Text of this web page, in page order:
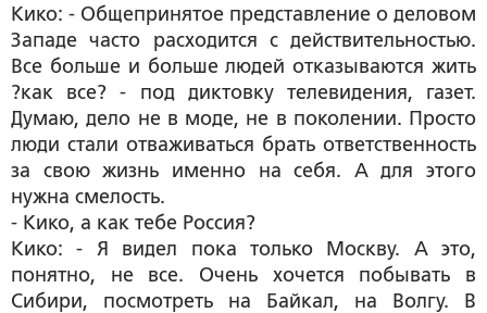
Кико: - Общепринятое представление о деловом
Западе часто расходится с действительностью.
Все больше и больше людей отказываются жить
?как все? - под диктовку телевидения, газет.
Думаю, дело не в моде, не в поколении. Просто
люди стали отваживаться брать ответственность
за свою жизнь именно на себя. А для этого
нужна смелость.
- Кико, а как тебе Россия?
Кико: - Я видел пока только Москву. А это,
понятно, не все. Очень хочется побывать в
Сибири, посмотреть на Байкал, на Волгу. В